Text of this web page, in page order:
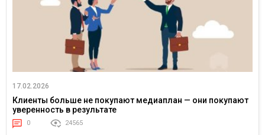
17.02.2026
Клиенты больше не покупают медиаплан — они покупают
уверенность в результате
0 24565